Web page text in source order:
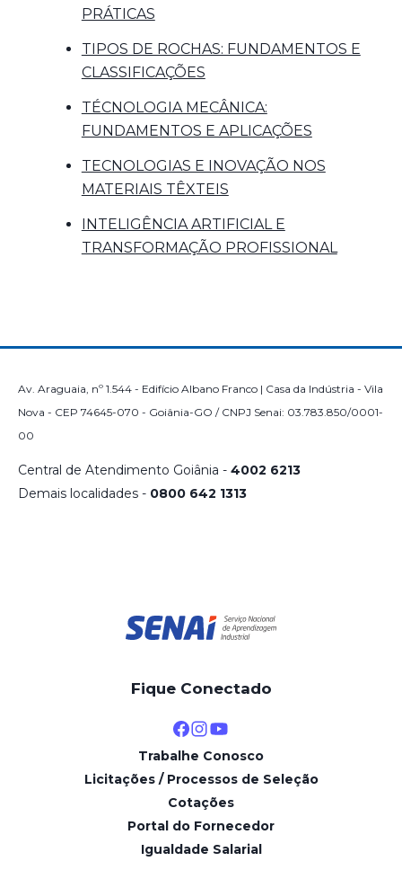
PRÁTICAS
TIPOS DE ROCHAS: FUNDAMENTOS E
CLASSIFICAÇÕES
TÉCNOLOGIA MECÂNICA:
FUNDAMENTOS E APLICAÇÕES
TECNOLOGIAS E INOVAÇÃO NOS
MATERIAIS TÊXTEIS
INTELIGÊNCIA ARTIFICIAL E
TRANSFORMAÇÃO PROFISSIONAL
Av. Araguaia, nº 1.544 - Edifício Albano Franco | Casa da Indústria - Vila
Nova - CEP 74645-070 - Goiânia-GO / CNPJ Senai: 03.783.850/0001-
00
Central de Atendimento Goiânia - 4002 6213
Demais localidades - 0800 642 1313
Fique Conectado
Trabalhe Conosco
Licitações / Processos de Seleção
Cotações
Portal do Fornecedor
Igualdade Salarial